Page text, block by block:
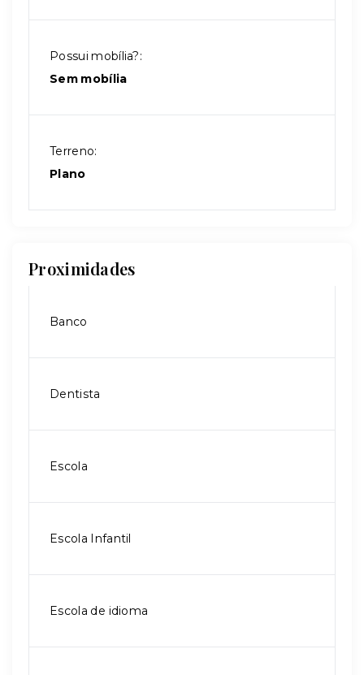
Possui mobília?:
Sem mobília
Terreno:
Plano
Proximidades
Banco
Dentista
Escola
Escola Infantil
Escola de idioma